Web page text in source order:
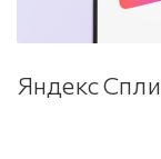
Яндекс